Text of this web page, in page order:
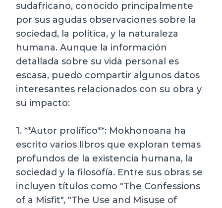
sudafricano, conocido principalmente
por sus agudas observaciones sobre la
sociedad, la política, y la naturaleza
humana. Aunque la información
detallada sobre su vida personal es
escasa, puedo compartir algunos datos
interesantes relacionados con su obra y
su impacto:
1. **Autor prolífico**: Mokhonoana ha
escrito varios libros que exploran temas
profundos de la existencia humana, la
sociedad y la filosofía. Entre sus obras se
incluyen títulos como "The Confessions
of a Misfit", "The Use and Misuse of